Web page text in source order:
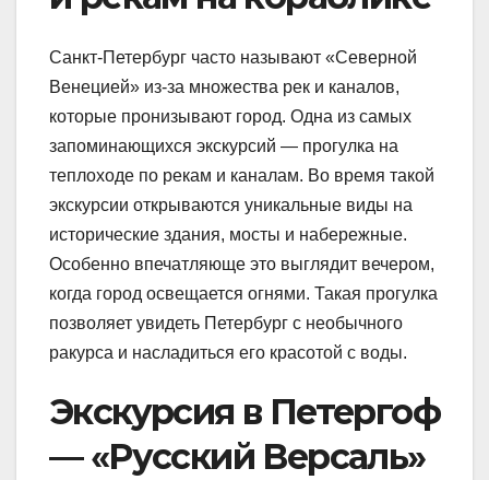
Санкт-Петербург часто называют «Северной
Венецией» из-за множества рек и каналов,
которые пронизывают город. Одна из самых
запоминающихся экскурсий — прогулка на
теплоходе по рекам и каналам. Во время такой
экскурсии открываются уникальные виды на
исторические здания, мосты и набережные.
Особенно впечатляюще это выглядит вечером,
когда город освещается огнями. Такая прогулка
позволяет увидеть Петербург с необычного
ракурса и насладиться его красотой с воды.
Экскурсия в Петергоф
— «Русский Версаль»